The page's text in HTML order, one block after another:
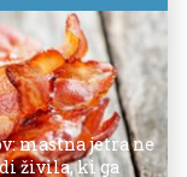
mastna jetra ne
živila, ki ga